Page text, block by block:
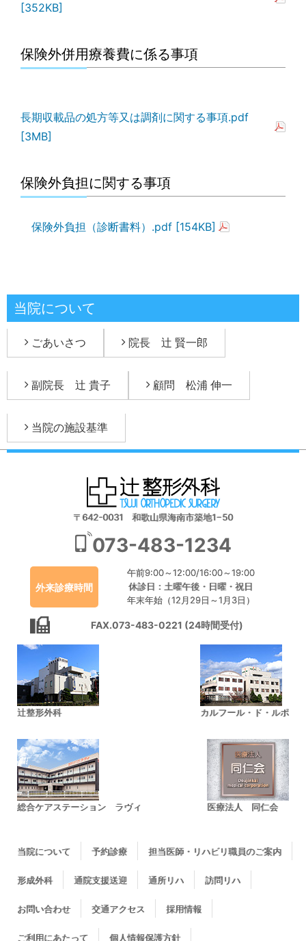
[352KB]
保険外併用療養費に係る事項
長期収載品の処方等又は調剤に関する事項.pdf
[3MB]
保険外負担に関する事項
保険外負担（診断書料）.pdf [154KB]
当院について
ごあいさつ 院長 辻 賢一郎
副院長 辻 貴子 顧問 松浦 伸一
当院の施設基準
〒642-0031 和歌山県海南市築地1−50
073-483-1234
外来診療時間
午前9:00～12:00/16:00～19:00
休診日：土曜午後・日曜・祝日
年末年始（12月29日～1月3日）
FAX.073-483-0221 (24時間受付)
辻整形外科 カルフール・ド・ルポ
総合ケアステーション ラヴィ 医療法人 同仁会
当院について 予約診療 担当医師・リハビリ職員のご案内
形成外科 通院支援送迎 通所リハ 訪問リハ
お問い合わせ 交通アクセス 採用情報
ご利用にあたって 個人情報保護方針